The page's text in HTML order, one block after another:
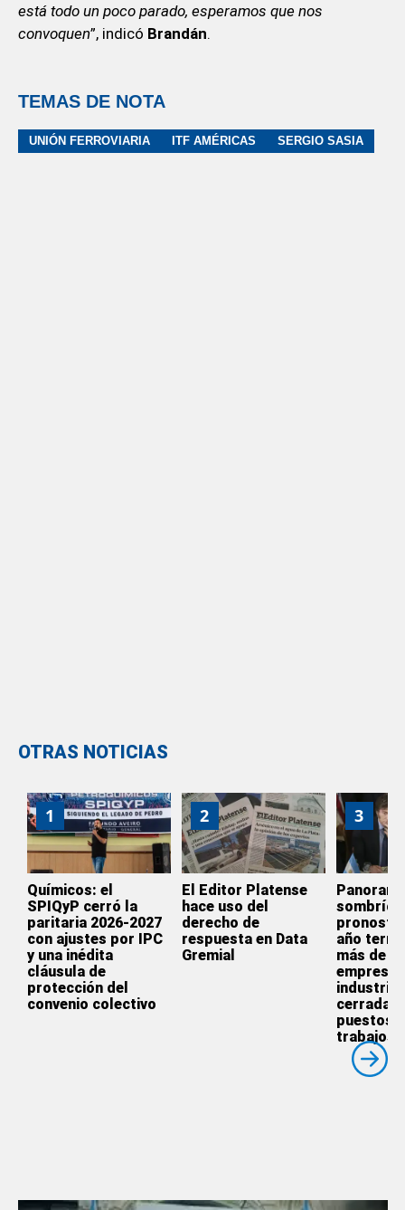
está todo un poco parado, esperamos que nos
convoquen”, indicó Brandán.
TEMAS DE NOTA
UNIÓN FERROVIARIA ITF AMÉRICAS SERGIO SASIA
OTRAS NOTICIAS
1
Químicos: el
SPIQyP cerró la
paritaria 2026-2027
con ajustes por IPC
y una inédita
cláusula de
protección del
convenio colectivo
2
El Editor Platense
hace uso del
derecho de
respuesta en Data
Gremial
3
sombrío:
año
más de
empresas
cerradas
puestos
trabajos